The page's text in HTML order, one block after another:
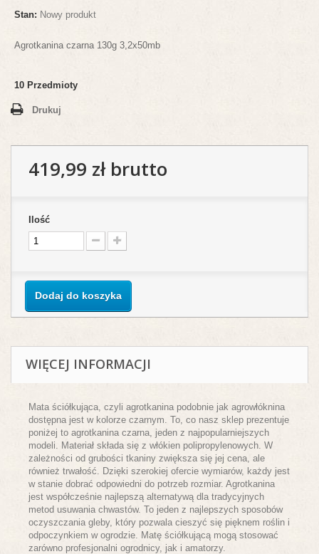
Stan: Nowy produkt
Agrotkanina czarna 130g 3,2x50mb
10 Przedmioty
Drukuj
419,99 złbrutto
Ilość
Dodaj do koszyka
WIĘCEJ INFORMACJI
Mata ściółkująca, czyli agrotkanina podobnie jak agrowłóknina
dostępna jest w kolorze czarnym. To, co nasz sklep prezentuje
poniżej to agrotkanina czarna, jeden z najpopularniejszych
modeli. Materiał składa się z włókien polipropylenowych. W
zależności od grubości tkaniny zwiększa się jej cena, ale
również trwałość. Dzięki szerokiej ofercie wymiarów, każdy jest
w stanie dobrać odpowiedni do potrzeb rozmiar. Agrotkanina
jest współcześnie najlepszą alternatywą dla tradycyjnych
metod usuwania chwastów. To jeden z najlepszych sposobów
oczyszczania gleby, który pozwala cieszyć się pięknem roślin i
odpoczynkiem w ogrodzie. Matę ściółkującą mogą stosować
zarówno profesjonalni ogrodnicy, jak i amatorzy.